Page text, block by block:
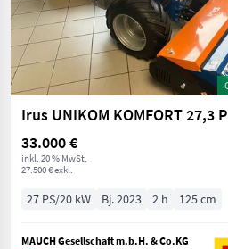
Irus UNIKOM KOMFORT 27,3
33.000 €
inkl. 20 % MwSt.
27.500 € exkl.
27 PS/20 kW Bj. 2023 2 h 125 cm
MAUCH Gesellschaft m.b.H. & Co.KG